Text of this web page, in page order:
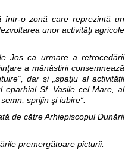
într-o zonă care reprezintă un
unor activităţi agricole
Jos ca urmare a retrocedării
a mănăstirii consemnează
dar şi „spaţiu al activităţii
eparhial Sf. Vasile cel Mare, al
sprijin şi iubire“.
de către Arhiepiscopul Dunării
premergătoare picturii.